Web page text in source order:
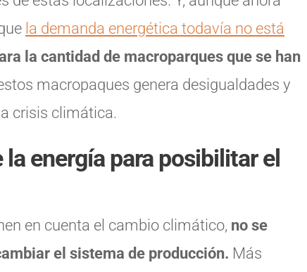
la demanda energética todavía no está
la cantidad de macroparques que se han
macropaques genera desigualdades y
crisis climática.
energía para posibilitar el
en cuenta el cambio climático, no se
el sistema de producción. Más